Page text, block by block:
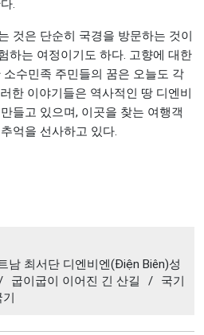
.
것은 단순히 국경을 방문하는 것이
하는 여정이기도 하다. 고향에 대한
수민족 주민들의 꿈은 오늘도 각
한 이야기들은 역사적인 땅 디엔비
들고 있으며, 이곳을 찾는 여행객
억을 선사하고 있다.
남 최서단 디엔비엔(Điện Biên)성
굽이굽이 이어진 긴 산길 /
국기